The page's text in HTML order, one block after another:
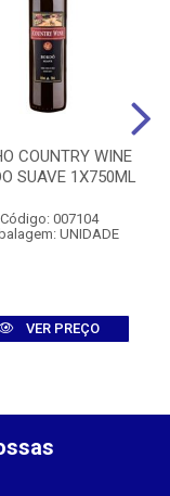
COUNTRY WINE
SUAVE 1X750ML
Código: 007104
UNIDADE
VER PREÇO